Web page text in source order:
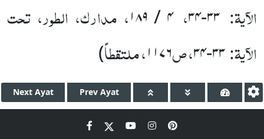
الآیۃ: ۳۳-۳۴، ۴ / ۱۸۹، مدارک، الطور، تحت
الآیۃ:۳۳-۳۴، ص۱۱۷۶، ملتقطاً)
Next Ayat Prev Ayat